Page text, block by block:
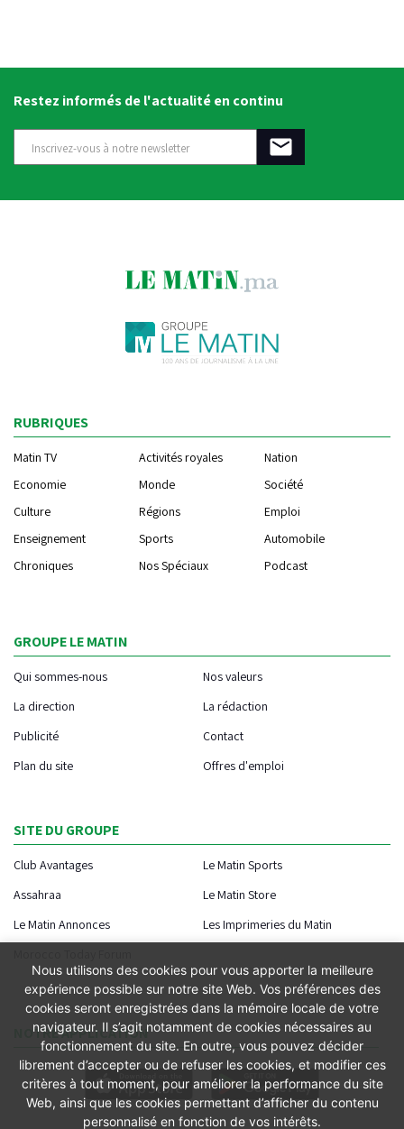
Restez informés de l'actualité en continu
RUBRIQUES
Matin TV Activités royales
Nation
Economie
Monde
Société
Culture
Régions
Emploi
Enseignement
Sports
Automobile
Chroniques
Nos Spéciaux Podcast
GROUPE LE MATIN
Qui sommes-nous
Nos valeurs
La direction
La rédaction
Publicité
Contact
Plan du site
Offres d'emploi
SITE DU GROUPE
Club Avantages
Le Matin Sports
Assahraa
Le Matin Store
Le Matin Annonces
Les Imprimeries du Matin
NOTRE APPLICATION
Nous utilisons des cookies pour vous apporter la meilleure
expérience possible sur notre site Web. Vos préférences des
cookies seront enregistrées dans la mémoire locale de votre
navigateur. Il s’agit notamment de cookies nécessaires au
fonctionnement du site. En outre, vous pouvez décider
librement d’accepter ou de refuser les cookies, et modifier ces
critères à tout moment, pour améliorer la performance du site
Web, ainsi que les cookies permettant d’afficher du contenu
personnalisé en fonction de vos intérêts.